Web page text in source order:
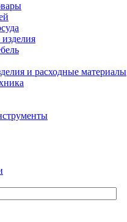
и расходные материалы